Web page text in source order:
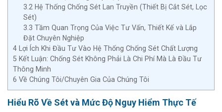
3.2 Hệ Thống Chống Sét Lan Truyền (Thiết Bị Cắt Sét, Lọc
Sét)
3.3 Tầm Quan Trọng Của Việc Tư Vấn, Thiết Kế và Lắp
Đặt Chuyên Nghiệp
4 Lợi Ích Khi Đầu Tư Vào Hệ Thống Chống Sét Chất Lượng
5 Kết Luận: Chống Sét Không Phải Là Chi Phí Mà Là Đầu Tư
Thông Minh
6 Về Chúng Tôi/Chuyên Gia Của Chúng Tôi
Hiểu Rõ Về Sét và Mức Độ Nguy Hiểm Thực Tế